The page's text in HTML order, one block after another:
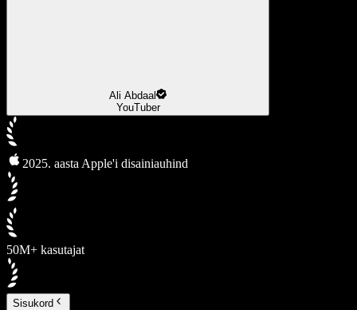
Ali Abdaal
YouTuber
2025. aasta Apple'i disainiauhind
50M+ kasutajat
Sisukord